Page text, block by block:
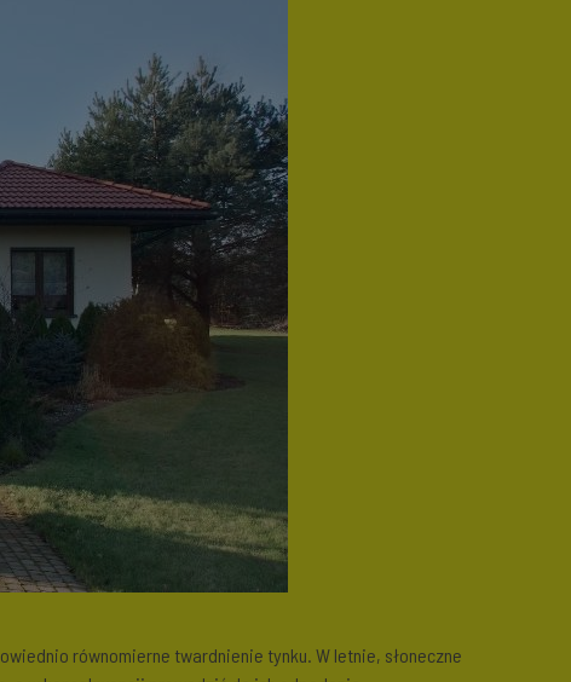
równomierne twardnienie tynku. W letnie, słoneczne